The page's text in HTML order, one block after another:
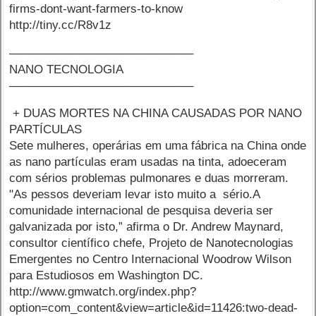
firms-dont-want-farmers-to-know
http://tiny.cc/R8v1z
–––––––––––––––––––––––––––––
NANO TECNOLOGIA
–––––––––––––––––––––––––––––
+ DUAS MORTES NA CHINA CAUSADAS POR NANO
PARTÍCULAS
Sete mulheres, operárias em uma fábrica na China onde
as nano partículas eram usadas na tinta, adoeceram
com sérios problemas pulmonares e duas morreram.
"As pessos deveriam levar isto muito a sério.A
comunidade internacional de pesquisa deveria ser
galvanizada por isto,” afirma o Dr. Andrew Maynard,
consultor científico chefe, Projeto de Nanotecnologias
Emergentes no Centro Internacional Woodrow Wilson
para Estudiosos em Washington DC.
http://www.gmwatch.org/index.php?
option=com_content&view=article&id=11426:two-dead-